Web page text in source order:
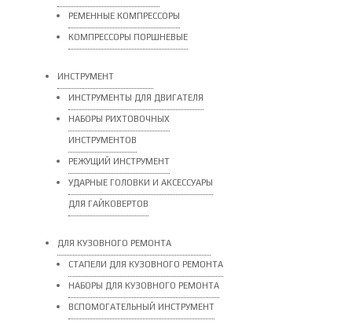
РЕМЕННЫЕ КОМПРЕССОРЫ
КОМПРЕССОРЫ ПОРШНЕВЫЕ
ИНСТРУМЕНТ
ИНСТРУМЕНТЫ ДЛЯ ДВИГАТЕЛЯ
НАБОРЫ РИХТОВОЧНЫХ
ИНСТРУМЕНТОВ
РЕЖУЩИЙ ИНСТРУМЕНТ
УДАРНЫЕ ГОЛОВКИ И АКСЕССУАРЫ
ДЛЯ ГАЙКОВЕРТОВ
ДЛЯ КУЗОВНОГО РЕМОНТА
СТАПЕЛИ ДЛЯ КУЗОВНОГО РЕМОНТА
НАБОРЫ ДЛЯ КУЗОВНОГО РЕМОНТА
ВСПОМОГАТЕЛЬНЫЙ ИНСТРУМЕНТ